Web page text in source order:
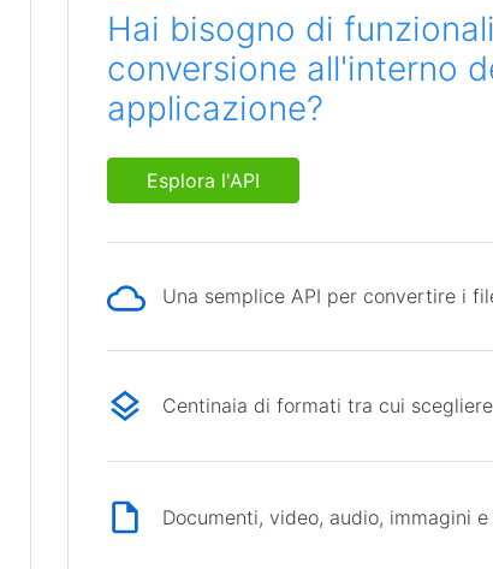
Hai bisogno di
conversione all'interno
applicazione?
Esplora l'API
Una semplice API per convertire i
Centinaia di formati tra cui scegliere
Documenti, video, audio, immagini